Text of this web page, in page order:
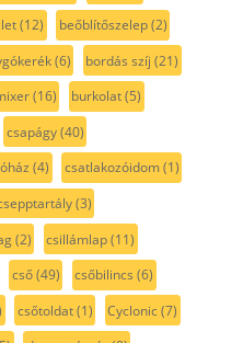
(12) beőblítőszelep(2)
(6) bordás szíj (21)
(16) burkolat(5)
csapágy(40)
(4) csatlakozóidom(1)
(3)
(2) csillámlap(11)
cső(49) csőbilincs (6)
csőtoldat(1) Cyclonic(7)